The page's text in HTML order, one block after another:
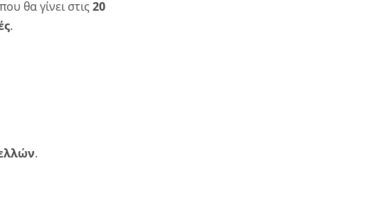
θα γίνει στις 20
.
.